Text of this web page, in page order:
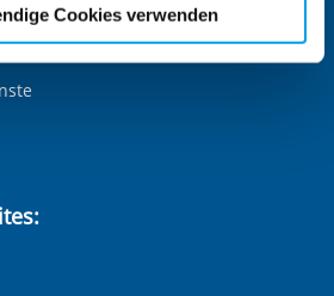
zur Bereitstellung der von Ihnen
gewünschten Website-
Cookies setzen wir aufgrund
und daher unabhängig von einer
Cookies verwenden